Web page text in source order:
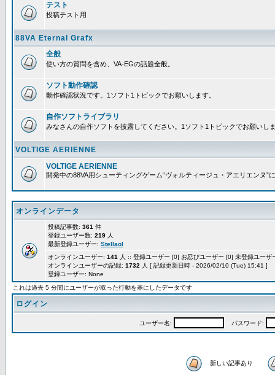
テスト
投稿テスト用
88VA Eternal Grafx
全般
使い方の質問を含め、VA-EGの話題全般。
ソフト動作確認
動作確認状況です。1ソフト1トピックでお願いします。
自作ソフトライブラリ
みなさんの自作ソフトを披露してください。1ソフト1トピックでお願いし
VOLTIGE AERIENNE
VOLTIGE AERIENNE
開発中の88VA用シューティングゲーム“ヴォルティージュ・アエリエンヌ”
オンラインデータ
投稿記事数: 361 件
登録ユーザー数: 219 人
最新登録ユーザー: Stellaol
オンラインユーザー: 141
人 :: 登録ユーザー [0] お忍びユーザー [0] 未登録ユー
オンラインユーザーの記録: 1732 人 [ 記録更新日時 - 2026/02/10 (Tue) 15:41 ]
登録ユーザー: None
これは過去 5 分間にユーザーが取った行動を基にしたデータです
ログイン
ユーザー名: パスワード:
新しい記事あり